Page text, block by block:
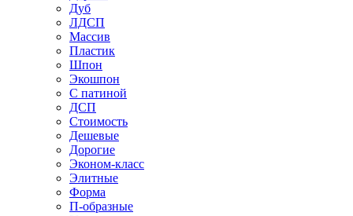
Дуб
ЛДСП
Массив
Пластик
Шпон
Экошпон
С патиной
ДСП
Стоимость
Дешевые
Дорогие
Эконом-класс
Элитные
Форма
П-образные